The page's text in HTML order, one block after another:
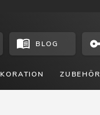
BLOG
ZUBEHÖR